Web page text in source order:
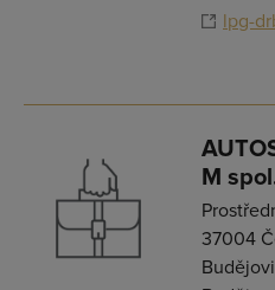
lpg-
M
37004